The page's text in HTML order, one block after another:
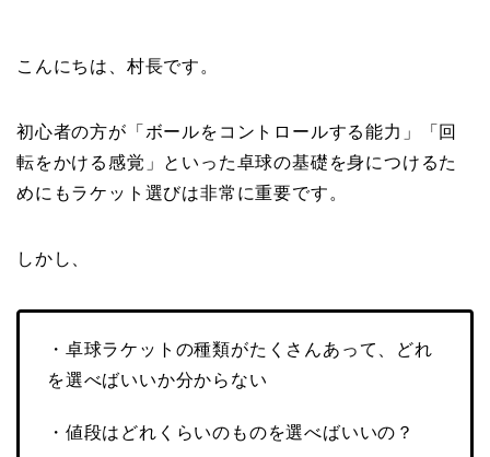
こんにちは、村長です。
初心者の方が「ボールをコントロールする能力」「回
転をかける感覚」といった卓球の基礎を身につけるた
めにもラケット選びは非常に重要です。
しかし、
・卓球ラケットの種類がたくさんあって、どれ
を選べばいいか分からない
・値段はどれくらいのものを選べばいいの？